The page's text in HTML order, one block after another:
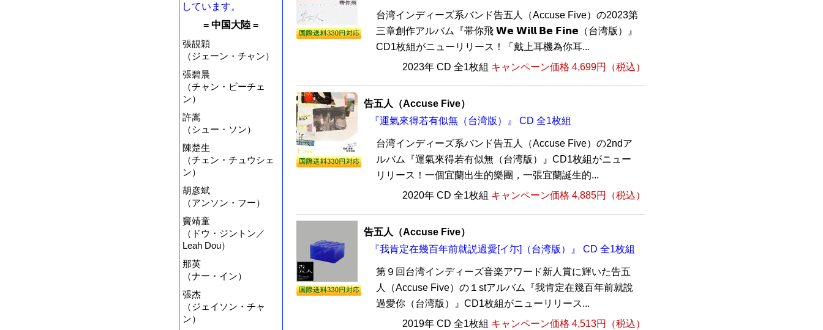
しています。
= 中国大陸 =
張靚穎
（ジェーン・チャン）
張碧晨
（チャン・ビーチェ
ン）
許嵩
（シュー・ソン）
陳楚生
（チェン・チュウシェ
ン）
胡彦斌
（アンソン・フー）
竇靖童
（ドウ・ジントン／
Leah Dou）
那英
（ナー・イン）
張杰
（ジェイソン・チャ
ン）
台湾インディーズ系バンド告五人（Accuse Five）の2023第
三章創作アルバム『帯你飛 𝗪𝗲 𝗪𝗶𝗹𝗹 𝗕𝗲 𝗙𝗶𝗻𝗲（台湾版）』
CD1枚組がニューリリース！「戴上耳機為你耳...
2023年 CD 全1枚組 キャンペーン価格 4,699円（税込）
告五人（Accuse Five）
『運氣來得若有似無（台湾版）』 CD 全1枚組
台湾インディーズ系バンド告五人（Accuse Five）の2ndア
ルバム『運氣來得若有似無（台湾版）』CD1枚組がニュー
リリース！一個宜蘭出生的樂團，一張宜蘭誕生的...
2020年 CD 全1枚組 キャンペーン価格 4,885円（税込）
告五人（Accuse Five）
『我肯定在幾百年前就説過愛[イ尓]（台湾版）』 CD 全1枚組
第９回台湾インディーズ音楽アワード新人賞に輝いた告五
人（Accuse Five）の１stアルバム『我肯定在幾百年前就說
過愛你（台湾版）』CD1枚組がニューリリース...
2019年 CD 全1枚組 キャンペーン価格 4,513円（税込）